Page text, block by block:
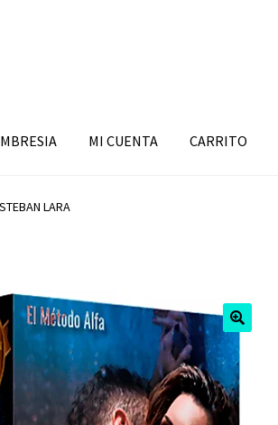
MI CUENTA CARRITO
LARA